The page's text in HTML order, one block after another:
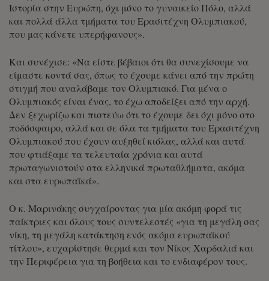
Ιστορία στην Ευρώπη, όχι μόνο το γυναικείο Πόλο, αλλά
και πολλά άλλα τμήματα του Ερασιτέχνη Ολυμπιακού,
που μας κάνετε υπερήφανους».
Και συνέχισε: «Να είστε βέβαιοι ότι θα συνεχίσουμε να
είμαστε κοντά σας, όπως το έχουμε κάνει από την πρώτη
στιγμή που αναλάβαμε τον Ολυμπιακό. Για μένα ο
Ολυμπιακός είναι ένας, το έχω αποδείξει από την αρχή.
Δεν ξεχωρίζω και πιστεύω ότι το έχουμε δει όχι μόνο στο
ποδόσφαιρο, αλλά και σε όλα τα τμήματα του Ερασιτέχνη
Ολυμπιακού που έχουν αυξηθεί κιόλας, αλλά και αυτά
που φτιάξαμε τα τελευταία χρόνια και αυτά
πρωταγωνιστούν στα ελληνικά πρωταθλήματα, ακόμα
και στα ευρωπαϊκά».
Ο κ. Μαρινάκης συγχαίροντας για μία ακόμη φορά τις
παίκτριες και όλους τους συντελεστές «για τη μεγάλη σας
νίκη, τη μεγάλη κατάκτηση ενός ακόμα ευρωπαϊκού
τίτλου», ευχαρίστησε θερμά και τον Νίκος Χαρδαλιά και
την Περιφέρεια για τη βοήθεια και το ενδιαφέρον τους.